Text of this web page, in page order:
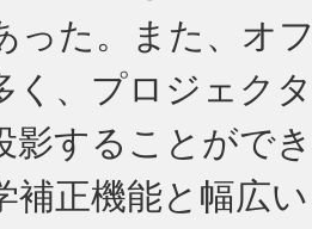
った。また、オ
く、プロジェク
影することがで
補正機能と幅広